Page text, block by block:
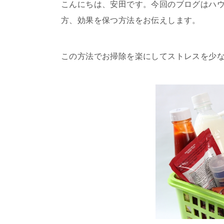
こんにちは、安田です。今回のブログはハ
方、効果を保つ方法をお伝えします。
この方法でお掃除を楽にしてストレスを少